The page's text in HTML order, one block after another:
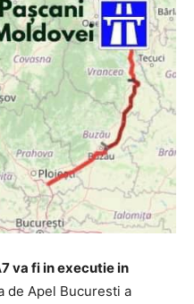
va fi in executie in
de Apel Bucuresti a